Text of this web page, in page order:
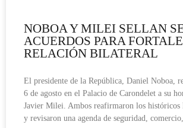
NOBOA Y MILEI SELLAN
ACUERDOS PARA
RELACIÓN BILATERAL
El presidente de la República, Daniel Noboa,
6 de agosto en el Palacio de Carondelet a su
Javier Milei. Ambos reafirmaron los históricos
y revisaron una agenda de seguridad,